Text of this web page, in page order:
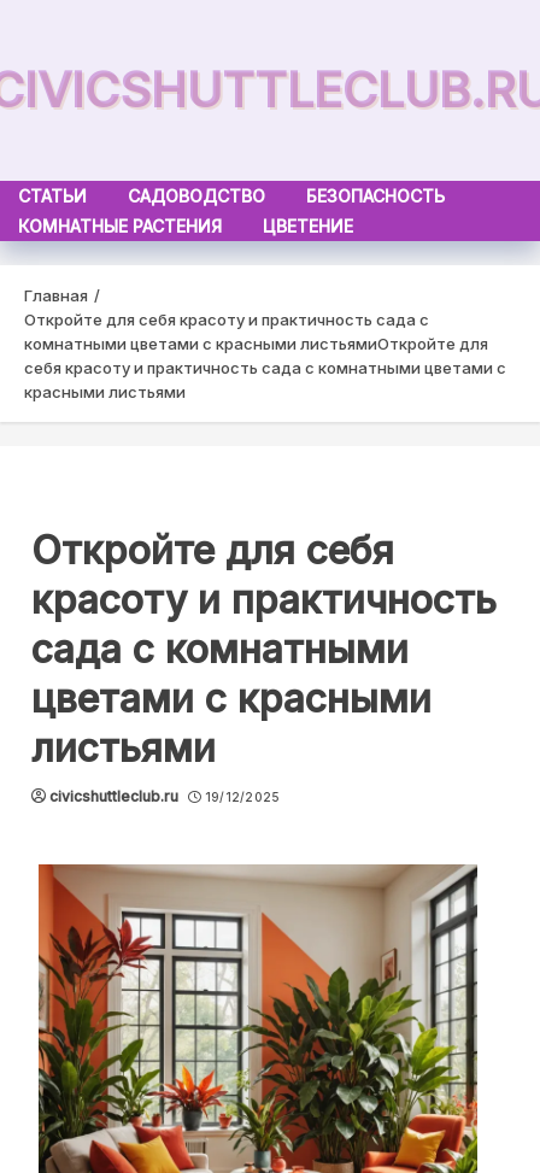
content
СТАТЬИ САДОВОДСТВО
БЕЗОПАСНОСТЬ
КОМНАТНЫЕ РАСТЕНИЯ
ЦВЕТЕНИЕ
Главная
Откройте для себя красоту и практичность сада с
комнатными цветами с красными листьямиОткройте для
себя красоту и практичность сада с комнатными цветами с
красными листьями
Откройте для себя
красоту и практичность
сада с комнатными
цветами с красными
листьями
civicshuttleclub.ru 19/12/2025